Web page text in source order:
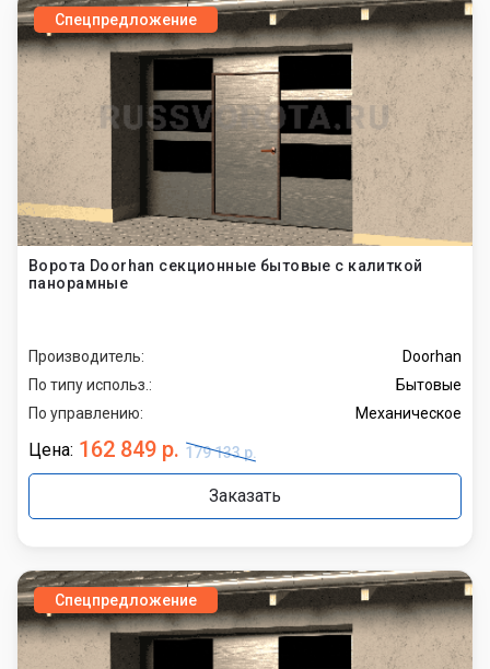
Спецпредложение
Ворота Doorhan секционные бытовые с калиткой
панорамные
Производитель:
Doorhan
По типу использ.:
Бытовые
По управлению:
Механическое
Цена: 162 849 р. 179 133 р.
Заказать
Спецпредложение